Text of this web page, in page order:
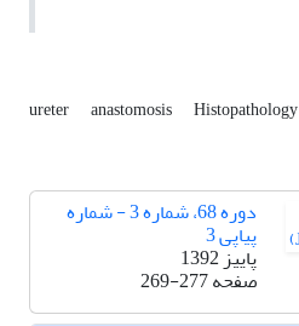
ureter anastomosis Histopathology
دوره 68، شماره 3 - شماره
پیاپی 3
پاییز 1392
صفحه269-277